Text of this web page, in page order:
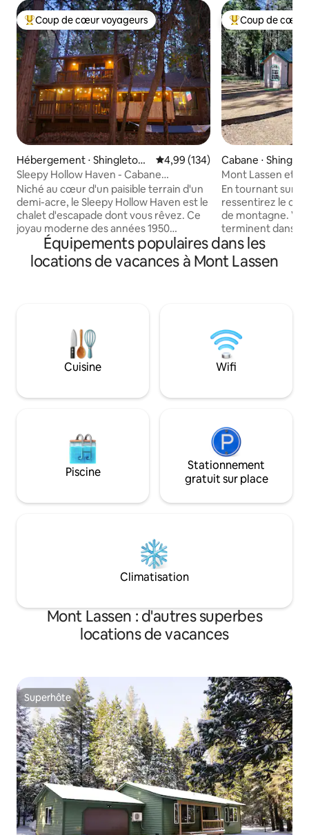
Coups de cœur voyageurs les plus appréciés
Coup de cœur voyageurs
Hébergement ⋅ Shingletow
n
Évaluation moyenne sur la
4,99 (134)
Sleepy Hollow Haven - Cabane
confortable avec jacuzzi !
Niché au cœur d'un paisible terrain d'un
demi-acre, le Sleepy Hollow Haven est le
chalet d'escapade dont vous rêvez. Ce
joyau moderne des années 1950
possède un charme chaleureux et
original qu'il est difficile de ne pas
apprécier : 2 chambres, 2 salles de bain
puissiez vraiment vous détendre, il offre
l'équilibre parfait entre commodité et
intimité. Une variété d'activités se
trouvent toutes à moins de 30 minutes
votre retour.
Coups de cœur
Coup de cœur
Cabane ⋅
Mont Lassen et
En tournant sur
ressentirez le
de montagne.
terminent dans
que nous appelons
bien construite
l'écart de la route
donnent ce
nous souhaitons
quotidienne. Une fois à l'intérieur, vous
trouverez que
Restez un jour de
Équipements populaires dans les
locations de vacances à Mont Lassen
Cuisine Wifi
Piscine
Stationnement
gratuit sur place
Climatisation
Mont Lassen : d'autres superbes
locations de vacances
Superhôte
Superhôte